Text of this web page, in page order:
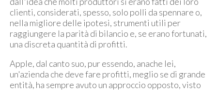
clienti, considerati, spesso, solo polli da spennare o,
nella migliore delle ipotesi, strumenti utili per
raggiungere la parità di bilancio e, se erano fortunati,
una discreta quantità di profitti.
Apple, dal canto suo, pur essendo, anache lei,
un'azienda che deve fare profitti, meglio se di grande
entità, ha sempre avuto un approccio opposto, visto